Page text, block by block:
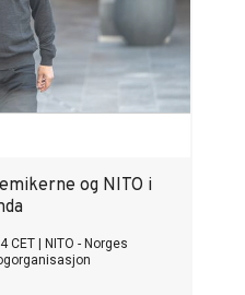
og NITO i
CET
NITO - Norges